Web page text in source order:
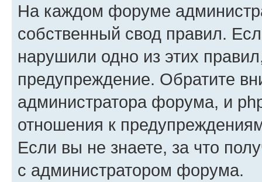
На каждом форуме
собственный свод правил.
нарушили одно из этих
предупреждение. Обратите
администратора форума, и
отношения к
Если вы не знаете, за что
с администратором форума.